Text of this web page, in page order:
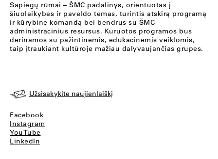
Sapiegų rūmai – ŠMC padalinys, orientuotas į
šiuolaikybės ir paveldo temas, turintis atskirą programą
ir kūrybinę komandą bei bendrus su ŠMC
administracinius resursus. Kuruotos programos bus
derinamos su pažintinėmis, edukacinėmis veiklomis,
taip įtraukiant kultūroje mažiau dalyvaujančias grupes.
Užsisakykite naujienlaiškį
Facebook
Instagram
YouTube
LinkedIn